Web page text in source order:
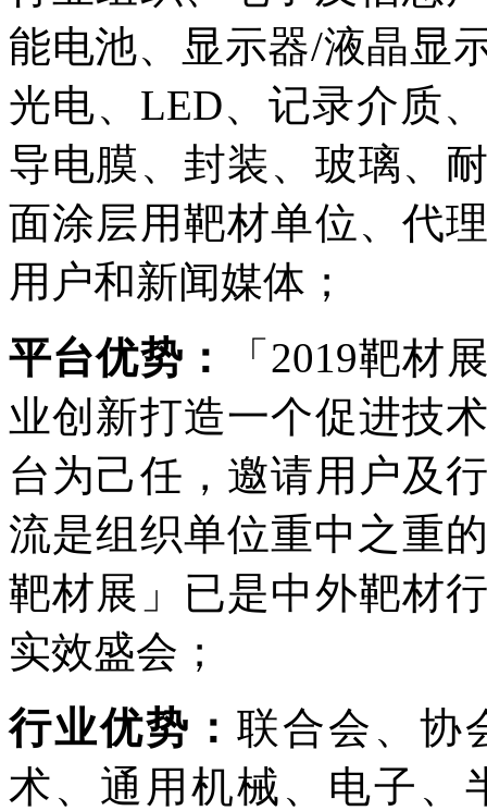
能电池、显示器/液晶显
光电、LED、记录介质
导电膜、封装、玻璃、
面涂层用靶材单位、代
用户和新闻媒体；
平台优势：
「2019靶材
业创新打造一个促进技
台为己任，邀请用户及
流是组织单位重中之重
靶材展」已是中外靶材
实效盛会；
行业优势：联合会、协
术、通用机械、电子、